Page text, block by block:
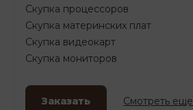
Скупка процессоров
Скупка материнских плат
Скупка видеокарт
Скупка мониторов
Заказать Смотреть еще